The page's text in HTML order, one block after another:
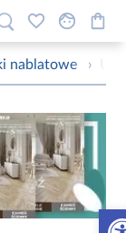
nablatowe ›